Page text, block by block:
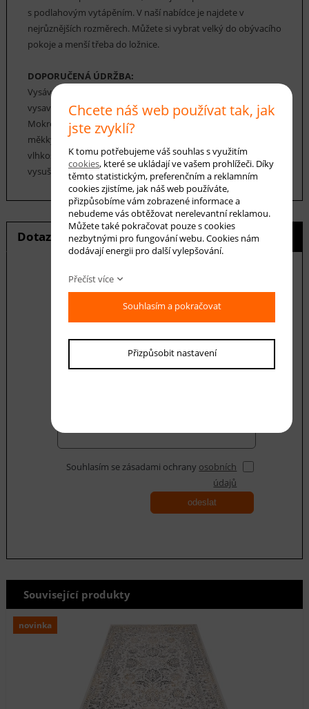
s podlahovým vytápěním. V naší nabídce je najdete v
nejrůznějších rozměrech. Můžete si vybrat velký do obývacího
pokoje a menší třeba do ložnice.
DOPORUČENÁ ÚDRŽBA:
Vysávání: Pro pravidelné čištění těchto koberců postačí použít
vysavač.
Mokré čištění: Pokud je to nutné, čistěte šamponováním
měkkým kartáčkem nebo houbou, pěnou s nízkým obsahem
vlhkosti při teplotě 20-40 °C. Vlhký koberec by měl být
vysušen v horizontální poloze při teplotě místnosti.
Dotaz na produkt Hlídání ceny
Souhlasím se zásadami ochrany osobních
údajů
odeslat
Související produkty
novinka
Chcete náš web používat tak, jak
jste zvyklí?
K tomu potřebujeme váš souhlas s využitím
cookies, které se ukládají ve vašem prohlížeči. Díky
těmto statistickým, preferenčním a reklamním
cookies zjistíme, jak náš web používáte,
přizpůsobíme vám zobrazené informace a
nebudeme vás obtěžovat nerelevantní reklamou.
Můžete také pokračovat pouze s cookies
nezbytnými pro fungování webu. Cookies nám
dodávají energii pro další vylepšování.
Přečíst více
Souhlasím a pokračovat
Přizpůsobit nastavení